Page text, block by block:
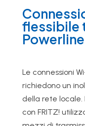
flessibile
Le connessioni
richiedono un
della rete locale.
con FRITZ!